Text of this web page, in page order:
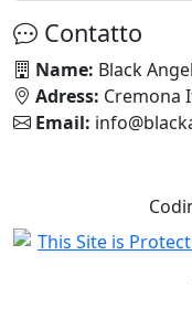
Contatto
Name: Black
Adress: Cremona
Email: